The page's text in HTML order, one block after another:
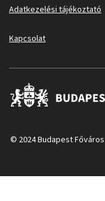
Adatkezelési tájékoztató
Kapcsolat
© 2024 Budapest